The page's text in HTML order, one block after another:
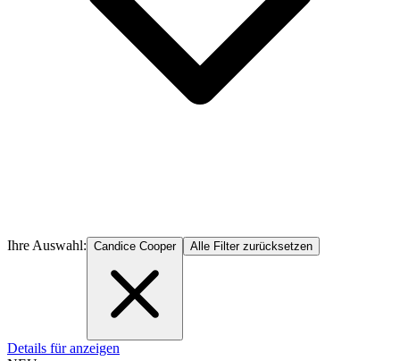
Ihre Auswahl: Candice Cooper Alle Filter zurücksetzen
Details für anzeigen